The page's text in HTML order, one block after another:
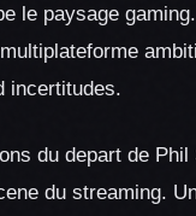
le paysage
incertitudes.
du depart de
du streaming.